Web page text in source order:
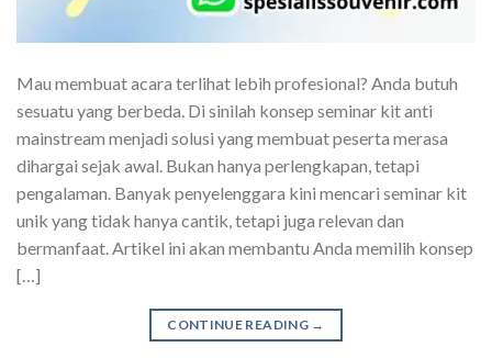
Mau membuat acara terlihat lebih profesional? Anda butuh
sesuatu yang berbeda. Di sinilah konsep seminar kit anti
mainstream menjadi solusi yang membuat peserta merasa
dihargai sejak awal. Bukan hanya perlengkapan, tetapi
pengalaman. Banyak penyelenggara kini mencari seminar kit
unik yang tidak hanya cantik, tetapi juga relevan dan
bermanfaat. Artikel ini akan membantu Anda memilih konsep
[…]
CONTINUE READING →